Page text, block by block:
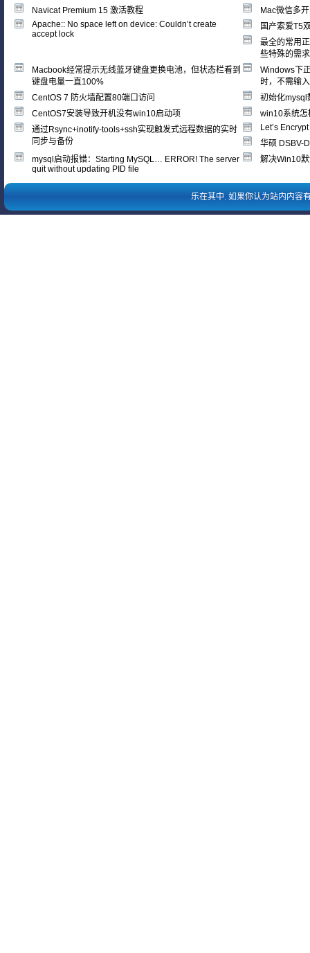
Navicat Premium 15 激活教程
Mac微信多开
Apache:: No space left on device: Couldn’t create
accept lock
国产索爱T5
最全的常用
些特殊的需
Macbook经常提示无线蓝牙键盘更换电池，但状态栏看到
键盘电量一直100%
Windows下
时，不需输
CentOS 7 防火墙配置80端口访问
初始化mysql
CentOS7安装导致开机没有win10启动项
win10系统怎
通过Rsync+inotify-tools+ssh实现触发式远程数据的实时
同步与备份
Let’s
华硕 DSBV-
mysql启动报错：Starting MySQL… ERROR! The server
quit without updating PID file
解决Win10
乐在其中. 如果你认为站内内容